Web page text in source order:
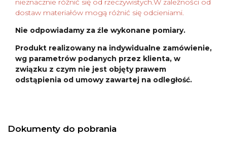
nieznacznie różnić się od rzeczywistych.W zależności od
dostaw materiałów mogą różnić się odcieniami.
Nie odpowiadamy za źle wykonane pomiary.
Produkt realizowany na indywidualne zamówienie,
wg parametrów podanych przez klienta, w
związku z czym nie jest objęty prawem
odstąpienia od umowy zawartej na odległość.
Dokumenty do pobrania